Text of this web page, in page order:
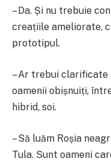
– Da. Și nu trebuie
creațiile ameliorate,
prototipul.
– Ar trebui clarificate
oamenii obișnuiți,
hibrid, soi.
– Să luăm Roșia
Tula. Sunt oameni